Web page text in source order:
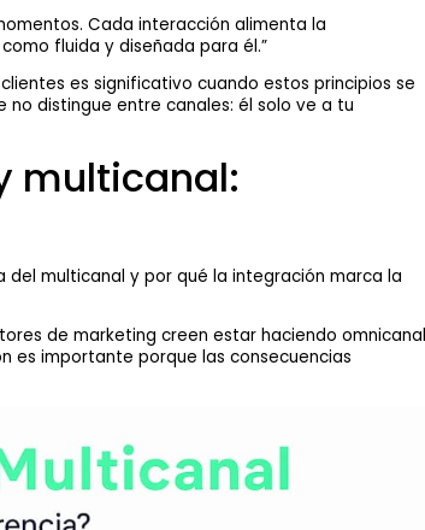
Cada interacción alimenta la
fluida y diseñada para él.”
es significativo cuando estos principios se
distingue entre canales: él solo ve a tu
multicanal:
multicanal y por qué la integración marca la
de marketing creen estar haciendo omnicanal
es importante porque las consecuencias